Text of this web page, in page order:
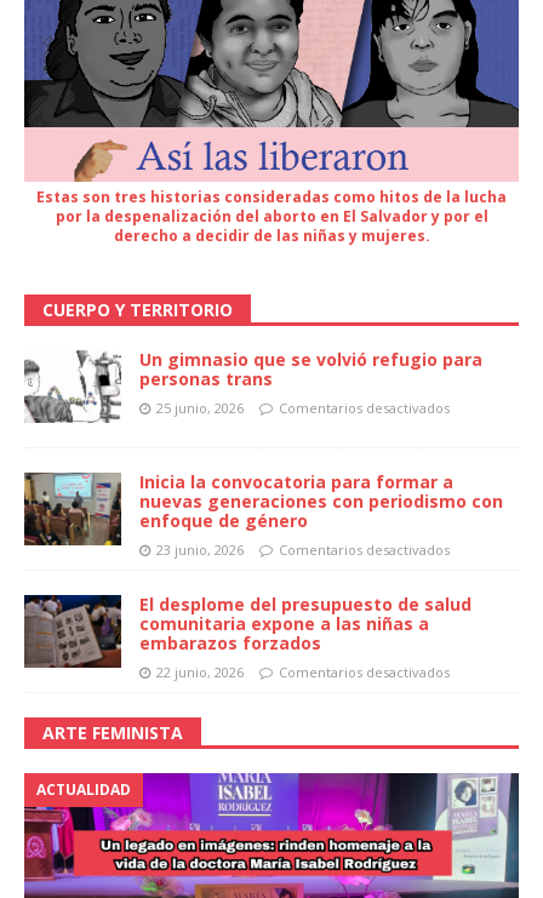
Estas son tres historias consideradas como hitos de la lucha
por la despenalización del aborto en El Salvador y por el
derecho a decidir de las niñas y mujeres.
CUERPO Y TERRITORIO
Un gimnasio que se volvió refugio para
personas trans
25 junio, 2026 Comentarios desactivados
Inicia la convocatoria para formar a
nuevas generaciones con periodismo con
enfoque de género
23 junio, 2026 Comentarios desactivados
El desplome del presupuesto de salud
comunitaria expone a las niñas a
embarazos forzados
22 junio, 2026 Comentarios desactivados
ARTE FEMINISTA
ACTUALIDAD